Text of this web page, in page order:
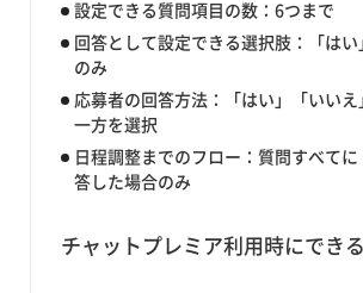
設定できる質問項目の数：6つまで
回答として設定できる選択肢：「はい
のみ
応募者の回答方法：「はい」「いい
一方を選択
日程調整までのフロー：質問すべてに
答した場合のみ
チャットプレミア利用時にでき